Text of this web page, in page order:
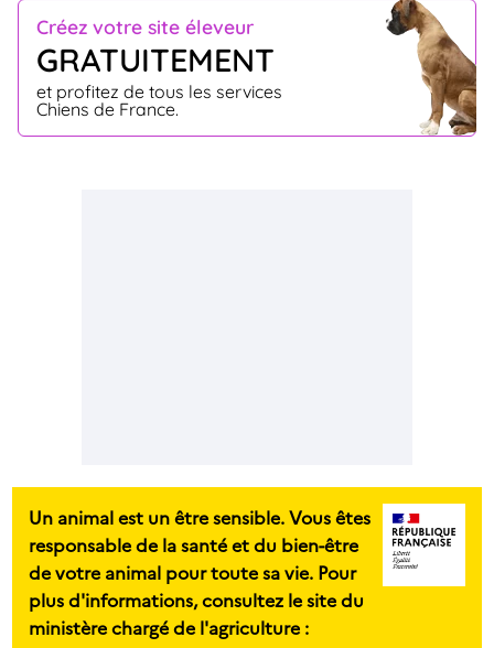
Créez votre site éleveur
GRATUITEMENT
et profitez de tous les services
Chiens de France.
Un animal est un être sensible. Vous êtes
responsable de la santé et du bien-être
de votre animal pour toute sa vie. Pour
plus d'informations, consultez le site du
ministère chargé de l'agriculture :